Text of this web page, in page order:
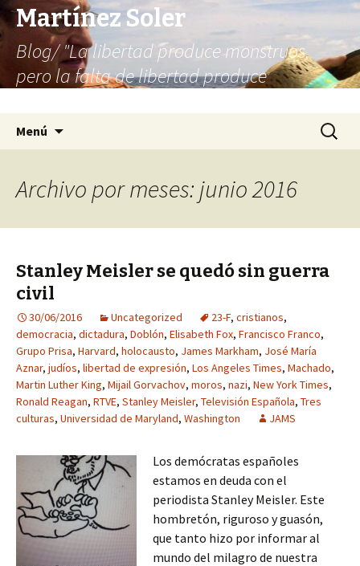
Martínez Soler
Blog/ "La libertad produce monstruos,
pero la falta de libertad produce
Menú Buscar:
Archivo por meses: junio 2016
Stanley Meisler se quedó sin guerra
civil
30/06/2016 Uncategorized 23-F, cristianos,
democracia, dictadura, Doblón, Elisabeth Fox, Francisco Franco,
Grupo Prisa, Harvard, holocausto, James Markham, José María
Aznar, judíos, libertad de expresión, Los Angeles Times, Machado,
Martin Luther King, Mijail Gorvachov, moros, nazi, New York Times,
Ronald Reagan, RTVE, Stanley Meisler, Televisión Española, Tres
culturas, Universidad de Maryland, Washington JAMS
Los demócratas españoles
estamos en deuda con el
periodista Stanley Meisler. Este
hombretón, riguroso y guasón,
que tanto hizo por informar al
mundo del milagro de nuestra